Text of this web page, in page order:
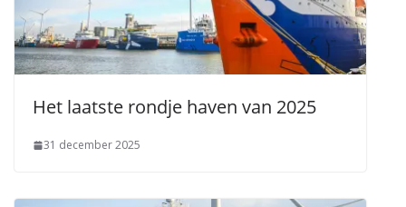
Het laatste rondje haven van 2025
31 december 2025